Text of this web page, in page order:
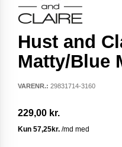
Hust and
Matty/Blue
VARENR.: 29831714-3160
229,00 kr.